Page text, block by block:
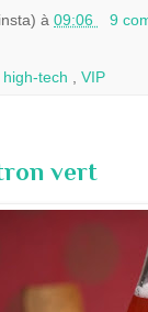
à 09:06 9
high-tech VIP
vert